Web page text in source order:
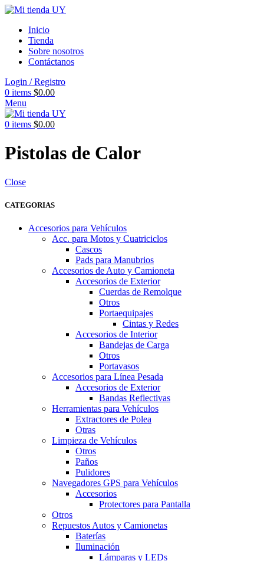
Inicio
Tienda
Sobre nosotros
Contáctanos
Login / Registro
0 items $0.00
Menu
0 items $0.00
Pistolas de Calor
Close
CATEGORIAS
Accesorios para Vehículos
Acc. para Motos y Cuatriciclos
Cascos
Pads para Manubrios
Accesorios de Auto y Camioneta
Accesorios de Exterior
Cuerdas de Remolque
Otros
Portaequipajes
Cintas y Redes
Accesorios de Interior
Bandejas de Carga
Otros
Portavasos
Accesorios para Línea Pesada
Accesorios de Exterior
Bandas Reflectivas
Herramientas para Vehículos
Extractores de Polea
Otras
Limpieza de Vehículos
Otros
Paños
Pulidores
Navegadores GPS para Vehículos
Accesorios
Protectores para Pantalla
Otros
Repuestos Autos y Camionetas
Baterías
Iluminación
Lámparas y LEDs